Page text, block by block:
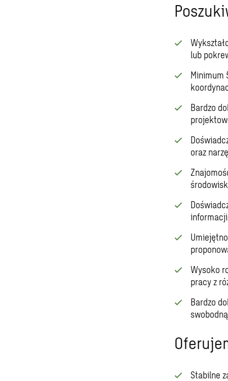
lub
Minimum
Bardzo
oraz
Wysoko
pracy z
Bardzo
Stabilne